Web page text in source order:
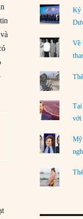
tròn thân
29/07/2026
Kỷ
Về
Tại
với
Mỹ